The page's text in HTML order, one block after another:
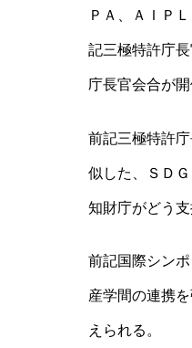
ＰＡ、ＡＩＰ
記三極特許庁
庁長官会合が開
前記三極特許
似した、ＳＤ
知財庁がどう
前記国際シン
産学間の連携
えられる。